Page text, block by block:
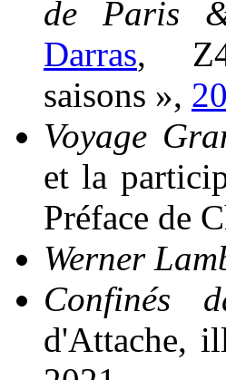
de Paris
Darras,
saisons »,
Voyage
et la
Préface de
Werner
Confinés
d'Attache,